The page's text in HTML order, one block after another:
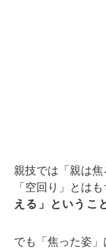
親技では「親は
「空回り」とは
える」というこ
でも「焦った姿